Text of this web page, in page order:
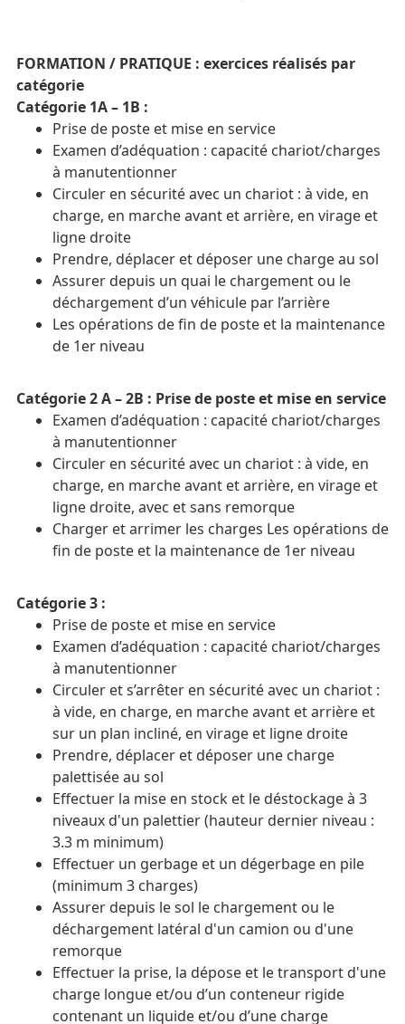
FORMATION / PRATIQUE : exercices réalisés par
catégorie
Catégorie 1A – 1B :
Prise de poste et mise en service
Examen d’adéquation : capacité chariot/charges
à manutentionner
Circuler en sécurité avec un chariot : à vide, en
charge, en marche avant et arrière, en virage et
ligne droite
Prendre, déplacer et déposer une charge au sol
Assurer depuis un quai le chargement ou le
déchargement d’un véhicule par l’arrière
Les opérations de fin de poste et la maintenance
de 1er niveau
Catégorie 2 A – 2B : Prise de poste et mise en service
Examen d’adéquation : capacité chariot/charges
à manutentionner
Circuler en sécurité avec un chariot : à vide, en
charge, en marche avant et arrière, en virage et
ligne droite, avec et sans remorque
Charger et arrimer les charges Les opérations de
fin de poste et la maintenance de 1er niveau
Catégorie 3 :
Prise de poste et mise en service
Examen d’adéquation : capacité chariot/charges
à manutentionner
Circuler et s’arrêter en sécurité avec un chariot :
à vide, en charge, en marche avant et arrière et
sur un plan incliné, en virage et ligne droite
Prendre, déplacer et déposer une charge
palettisée au sol
Effectuer la mise en stock et le déstockage à 3
niveaux d'un palettier (hauteur dernier niveau :
3.3 m minimum)
Effectuer un gerbage et un dégerbage en pile
(minimum 3 charges)
Assurer depuis le sol le chargement ou le
déchargement latéral d'un camion ou d'une
remorque
Effectuer la prise, la dépose et le transport d'une
charge longue et/ou d’un conteneur rigide
contenant un liquide et/ou d’une charge